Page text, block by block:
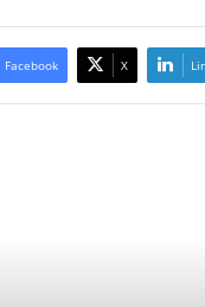
Facebook X